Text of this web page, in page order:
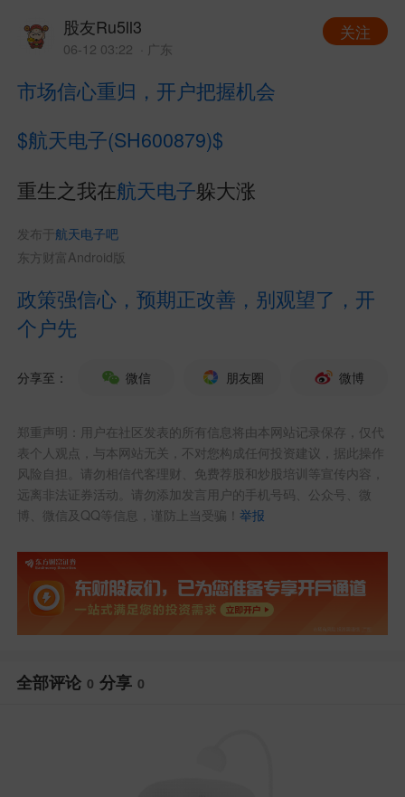
股友Ru5ll3
06-12 03:22 · 广东
关注
市场信心重归，开户把握机会
$航天电子(SH600879)$
重生之我在航天电子躲大涨
发布于 航天电子吧
东方财富Android版
政策强信心，预期正改善，别观望了，开
个户先
分享至： 微信 朋友圈 微博
郑重声明：用户在社区发表的所有信息将由本网站记录保存，仅代
表个人观点，与本网站无关，不对您构成任何投资建议，据此操作
风险自担。请勿相信代客理财、免费荐股和炒股培训等宣传内容，
远离非法证券活动。请勿添加发言用户的手机号码、公众号、微
博、微信及QQ等信息，谨防上当受骗！举报
全部评论 0 分享 0